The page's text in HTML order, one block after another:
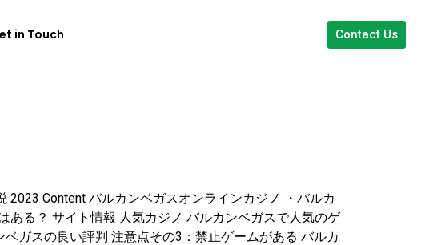
in Touch Contact Us
Content バルカンベガスオンラインカジノ ・バルカ
ある？ サイト情報 人気カジノ バルカンベガスで人気のゲ
ガスの良い評判 注意点その3：禁止ゲームがある バルカ